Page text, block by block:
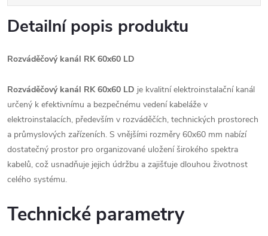
Detailní popis produktu
Rozváděčový kanál RK 60x60 LD
Rozváděčový kanál RK 60x60 LD je kvalitní elektroinstalační kanál
určený k efektivnímu a bezpečnému vedení kabeláže v
elektroinstalacích, především v rozváděčích, technických prostorech
a průmyslových zařízeních. S vnějšími rozměry 60x60 mm nabízí
dostatečný prostor pro organizované uložení širokého spektra
kabelů, což usnadňuje jejich údržbu a zajišťuje dlouhou životnost
celého systému.
Technické parametry